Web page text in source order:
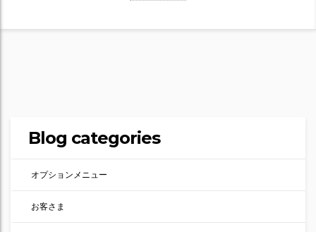
Blog categories
オプションメニュー
お客さま